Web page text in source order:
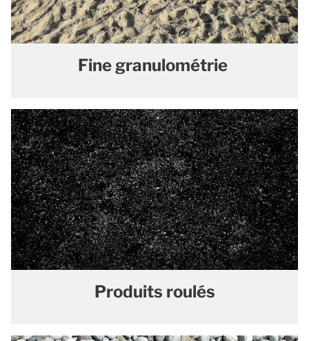
Fine granulométrie
Produits roulés